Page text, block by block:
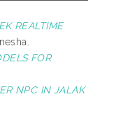
REALTIME
FOR
NPC IN JALAK